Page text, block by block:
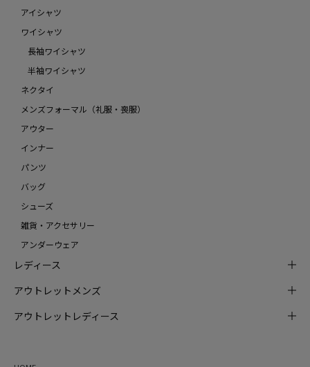
アイシャツ
ワイシャツ
長袖ワイシャツ
半袖ワイシャツ
ネクタイ
メンズフォーマル（礼服・喪服）
アウター
インナー
パンツ
バッグ
シューズ
雑貨・アクセサリー
アンダーウェア
レディース
アウトレットメンズ
アウトレットレディース